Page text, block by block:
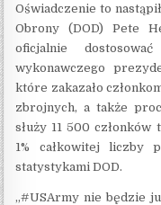
Oświadczenie to
Obrony (DOD) Pete
oficjalnie
wykonawczego
które zakazało
zbrojnych, a także
służy 11 500
1% całkowitej liczby
statystykami DOD.
„#USArmy nie będzie